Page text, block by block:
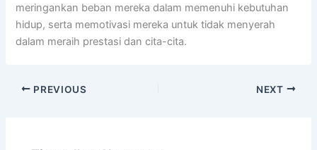
meringankan beban mereka dalam memenuhi kebutuhan
hidup, serta memotivasi mereka untuk tidak menyerah
dalam meraih prestasi dan cita-cita.
PREVIOUS NEXT